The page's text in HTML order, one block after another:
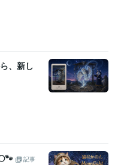
、新し
記事